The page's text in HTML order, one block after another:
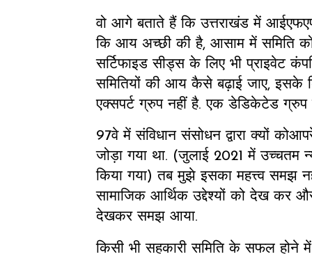
वो आगे बताते हैं कि उत्तराखंड में
कि आय अच्छी की है, आसाम में समिति को
सर्टिफाइड सीड्स के लिए भी प्राइवेट
समितियों की आय कैसे बढ़ाई जाए, इसके
एक्सपर्ट ग्रुप नहीं है. एक डेडिकेटेड
97वे में संविधान संसोधन द्वारा क्यों
जोड़ा गया था. (जुलाई 2021 में उच्चतम
किया गया) तब मुझे इसका महत्त्व समझ
सामाजिक आर्थिक उद्देश्यों को देख कर
देखकर समझ आया.
किसी भी सहकारी समिति के सफल होने